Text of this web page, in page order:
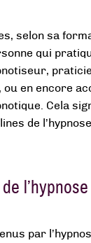
selon sa
qui
ou en encore
Cela
de l’hypnose.
l’hypnose
par